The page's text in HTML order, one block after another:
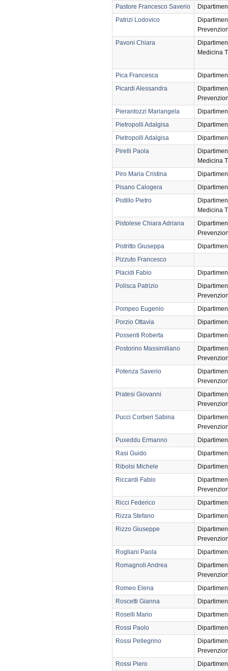
Pastore Francesco Saverio
Patrizi Lodovico
Pavoni Chiara
Medicina
Pica Francesca
Picardi Alessandra
Pierantozzi Mariangela
Pietropolli Adalgisa
Pietropolli Adalgisa
Pirelli Paola
Medicina
Piro Maria Cristina
Pisano Calogera
Pistillo Pietro
Medicina
Pistolese Chiara Adriana
Pistritto Giuseppa
Pizzuto Francesco
Placidi Fabio
Polisca Patrizio
Pompeo Eugenio
Porzio Ottavia
Possenti Roberta
Postorino Massimiliano
Potenza Saverio
Pratesi Giovanni
Pucci Corberi Sabina
Puxeddu Ermanno
Rasi Guido
Ribolsi Michele
Riccardi Fabio
Ricci Federico
Rizza Stefano
Rizzo Giuseppe
Rogliani Paola
Romagnoli Andrea
Romeo Elena
Roscetti Gianna
Roselli Mario
Rossi Paolo
Rossi Pellegrino
Rossi Piero